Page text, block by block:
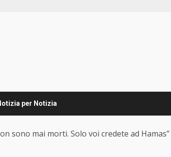
per Notizia
sono mai morti. Solo voi credete ad Hamas”